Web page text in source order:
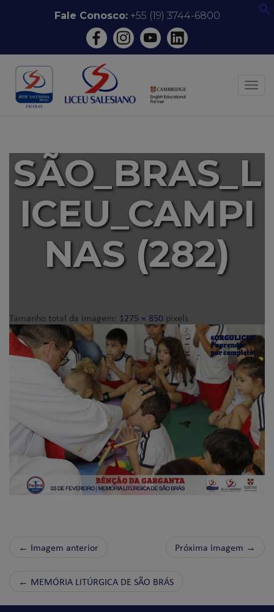
conteúdo
Fale Conosco:+55 (19) 3744-6800
SÃO_BRAS_L
ICEU_CAMPI
NAS (282)
Tamanho total da imagem: 1275 × 850 pixels
← Imagem anterior Próxima imagem →
← MEMÓRIA LITÚRGICA DE SÃO BRÁS